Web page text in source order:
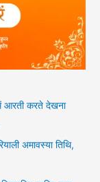
करते देखना
अमावस्या तिथि,